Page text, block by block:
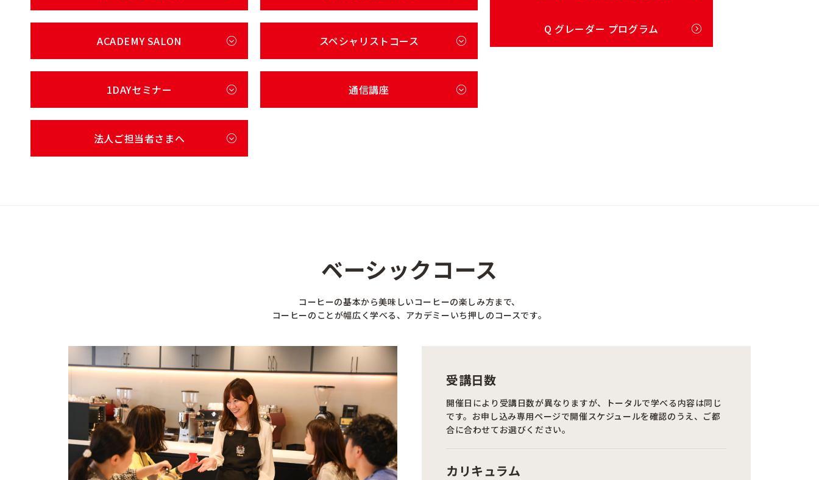
ACADEMY SALON スペシャリストコース
1DAYセミナー 通信講座
法人ご担当者さまへ
Q グレーダー プログラム
ベーシックコース
コーヒーの基本から美味しいコーヒーの楽しみ方まで、
コーヒーのことが幅広く学べる、アカデミーいち押しのコースです。
受講日数
開催日により受講日数が異なりますが、トータルで学べる内容は同じ
です。お申し込み専用ページで開催スケジュールを確認のうえ、ご都
合に合わせてお選びください。
カリキュラム